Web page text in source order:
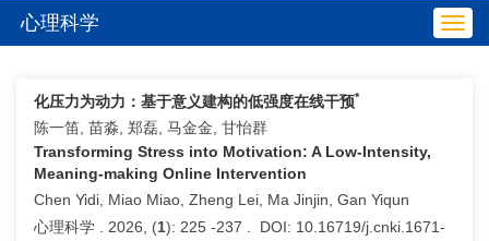
心理科学
化压力为动力：基于意义建构的低强度在线干预*
陈一笛, 苗淼, 郑磊, 马金金, 甘怡群
Transforming Stress into Motivation: A Low-Intensity,
Meaning-making Online Intervention
Chen Yidi, Miao Miao, Zheng Lei, Ma Jinjin, Gan Yiqun
心理科学 . 2026, (1): 225 -237 . DOI: 10.16719/j.cnki.1671-